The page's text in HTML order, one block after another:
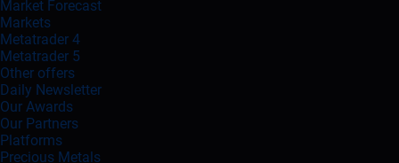
Market Forecast
Markets
Metatrader 4
Metatrader 5
Other offers
Daily Newsletter
Our Awards
Our Partners
Platforms
Precious Metals